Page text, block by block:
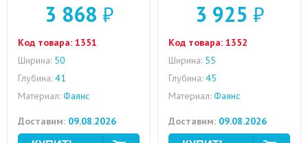
3 868 ₽
Код товара: 1351
Ширина: 50
Глубина: 41
Материал: Фаянс
Доставим: 09.08.2026
3 925 ₽
Код товара: 1352
Ширина: 55
Глубина: 45
Материал: Фаянс
Доставим: 09.08.2026